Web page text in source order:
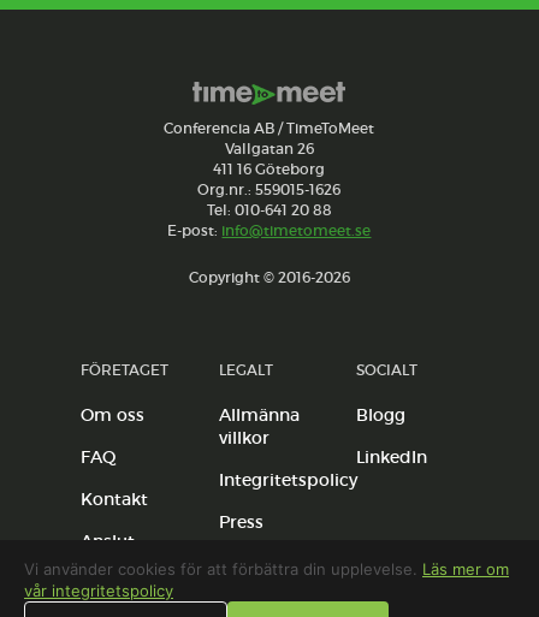
Vi använder cookies för att förbättra din upplevelse. Läs mer om
vår integritetspolicy
Conferencia AB / TimeToMeet
Vallgatan 26
411 16 Göteborg
Org.nr.: 559015-1626
Tel: 010-641 20 88
E-post: info@timetomeet.se
Copyright © 2016-2026
FÖRETAGET
Om oss
FAQ
Kontakt
Anslut
anläggning
LEGALT
Allmänna
villkor
Integritetspolicy
Press
SOCIALT
Blogg
LinkedIn